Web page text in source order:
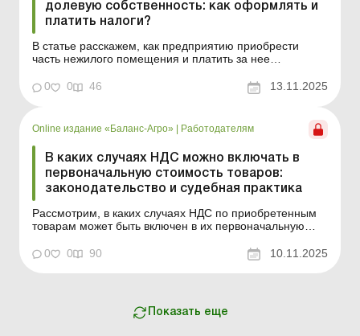
долевую собственность: как оформлять и
платить налоги?
В статье расскажем, как предприятию приобрести
часть нежилого помещения и платить за нее
Как арендатору возобновить договор аренды
земельного участка, у которого несколько
находящийся в собственности неско...
0 0 46 13.11.2025
Online издание «Баланс-Агро» | Работодателям
В каких случаях НДС можно включать в
первоначальную стоимость товаров:
законодательство и судебная практика
Рассмотрим, в каких случаях НДС по приобретенным
товарам может быть включен в их первоначальную
отражать налоговый кредит, не подтвержденный
налоговыми накладными в составе расходов. Баланс-
0 0 90 10.11.2025
Показать еще